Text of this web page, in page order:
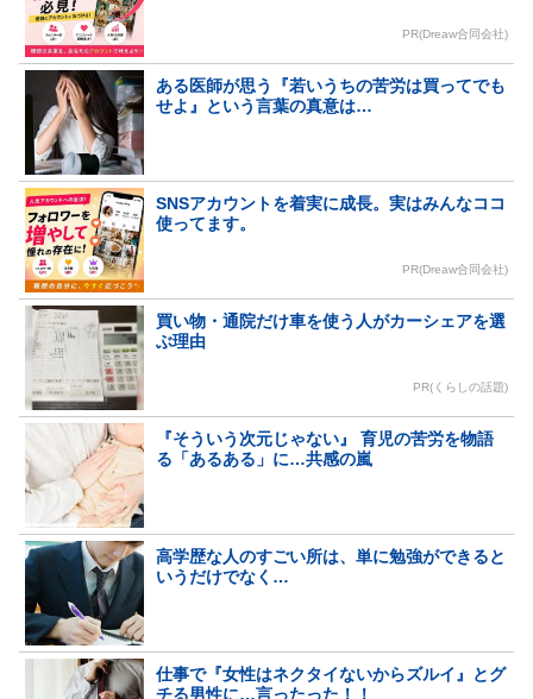
PR(Dreaw合同会社)
ある医師が思う『若いうちの苦労は買ってでも
せよ』という言葉の真意は…
SNSアカウントを着実に成長。実はみんなココ
使ってます。
PR(Dreaw合同会社)
買い物・通院だけ車を使う人がカーシェアを選
ぶ理由
PR(くらしの話題)
『そういう次元じゃない』 育児の苦労を物語
る「あるある」に…共感の嵐
高学歴な人のすごい所は、単に勉強ができると
いうだけでなく…
仕事で『女性はネクタイないからズルイ』とグ
チる男性に…言ったった！！